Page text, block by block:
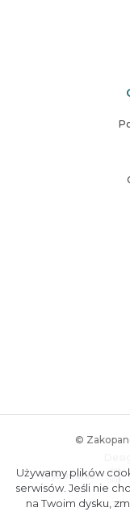
©
Wykonanie:
Poczta
Używamy plików
serwisów. Jeśli nie
na Twoim dysku,